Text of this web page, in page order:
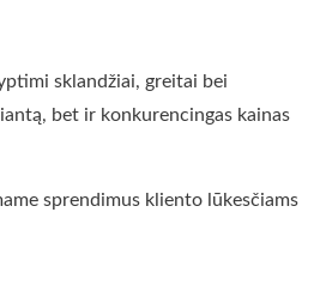
sklandžiai, greitai bei
bet ir konkurencingas kainas
sprendimus kliento lūkesčiams